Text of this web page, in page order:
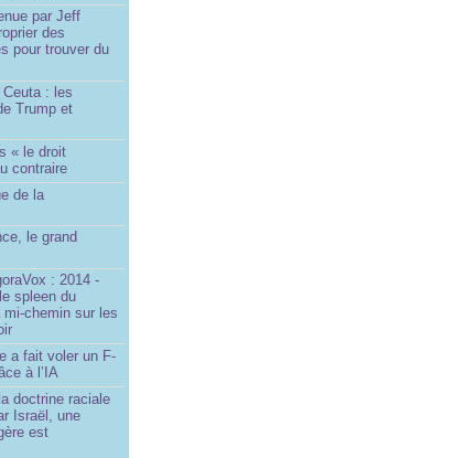
par Jeff
des
pour trouver du
: les
Trump et
« le droit
contraire
de la
le grand
: 2014 -
spleen du
mi-chemin sur les
a fait voler un F-
à l’IA
doctrine raciale
Israël, une
est